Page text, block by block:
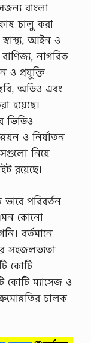
বাংলা
চালু করা
আইন ও
বাণিজ্য, নাগরিক
ও প্রযুক্তি
অডিও এবং
হয়েছে।
ভিডিও
ও নির্যাতন
নিয়ে
রয়েছে।
ভাবে পরিবর্তন
কোনাে
বর্তমানে
সহজলভ্যতা
কোটি
কোটি ম্যাসেজ ও
চালক